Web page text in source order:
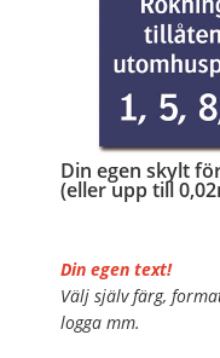
Din egen skylt
(eller upp till
Din egen text!
Välj själv färg,
logga mm.